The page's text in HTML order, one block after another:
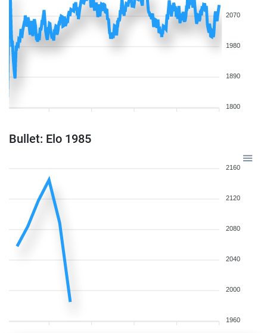
2070
1980
1890
1800
Bullet: Elo 1985
2160
2120
2080
2040
2000
1960